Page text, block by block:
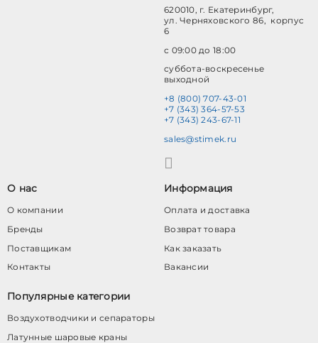
620010, г. Екатеринбург,
ул. Черняховского 86, корпус
6
с 09:00 до 18:00
суббота-воскресенье
выходной
+8 (800) 707-43-01
+7 (343) 364-57-53
+7 (343) 243-67-11
sales@stimek.ru
О нас
О компании
Бренды
Поставщикам
Контакты
Информация
Оплата и доставка
Возврат товара
Как заказать
Вакансии
Популярные категории
Воздухотводчики и сепараторы
Латунные шаровые краны